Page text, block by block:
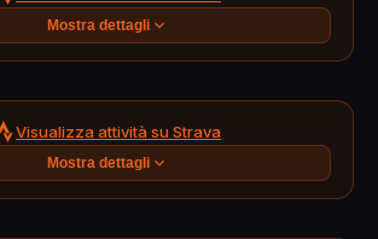
Mostra dettagli
Visualizza attività su Strava
Mostra dettagli